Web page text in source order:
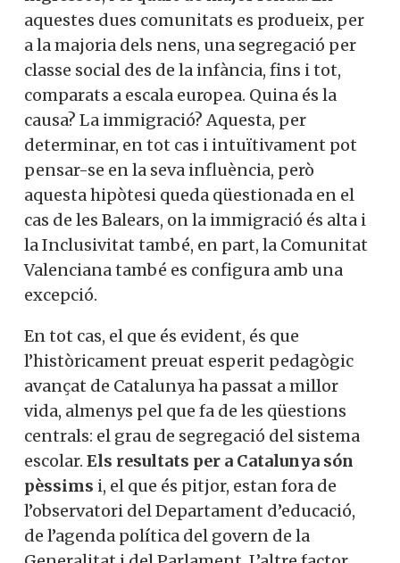
mitjana del conjunt de la població escolar,
com per la cambra de població amb
menors ingressos, i el quart de major
renda. En aquestes dues comunitats es
produeix, per a la majoria dels nens, una
segregació per classe social des de la
infància, fins i tot, comparats a escala
europea. Quina és la causa? La
immigració? Aquesta, per determinar, en
tot cas i intuïtivament pot pensar-se en la
seva influència, però aquesta hipòtesi
queda qüestionada en el cas de les Balears,
on la immigració és alta i la Inclusivitat
també, en part, la Comunitat Valenciana
també es configura amb una excepció.
En tot cas, el que és evident, és que
l’històricament preuat esperit pedagògic
avançat de Catalunya ha passat a millor
vida, almenys pel que fa de les qüestions
centrals: el grau de segregació del sistema
escolar.
Els resultats per a Catalunya són
pèssims i, el que és pitjor, estan fora de
Et convidem a participar i
ser un
membre actiu de la nostra
comunitat.
Si, vull col·laborar activament
No, però vull rebre el butlletí